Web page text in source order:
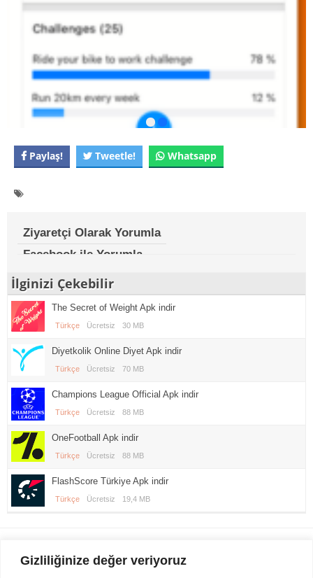
Gizliliğinize değer veriyoruz
Paylaş! Tweetle! Whatsapp
Ziyaretçi Olarak Yorumla
Facebook ile Yorumla
İlginizi Çekebilir
The Secret of Weight Apk indir
Türkçe Ücretsiz 30 MB
Diyetkolik Online Diyet Apk indir
Türkçe Ücretsiz 70 MB
Champions League Official Apk indir
Türkçe Ücretsiz 88 MB
OneFootball Apk indir
Türkçe Ücretsiz 88 MB
FlashScore Türkiye Apk indir
Türkçe Ücretsiz 19,4 MB
Gezi Seyahat indirvip apk